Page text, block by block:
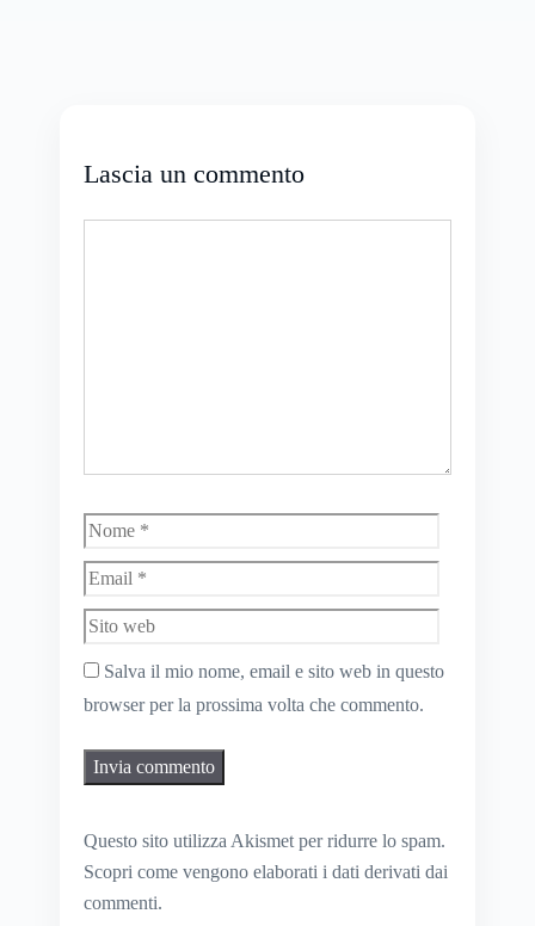
Lascia un commento
Nome
web
Salva il mio nome, email e sito web in questo
browser per la prossima volta che commento.
Questo sito utilizza Akismet per ridurre lo spam.
Scopri come vengono elaborati i dati derivati dai
commenti.